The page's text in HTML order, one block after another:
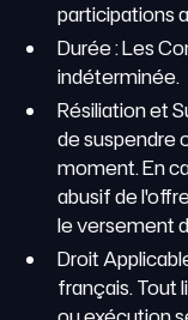
participations
Durée : Les
indéterminée.
Résiliation et
de suspendre
moment. En
abusif de
le versement
Droit
français. Tout